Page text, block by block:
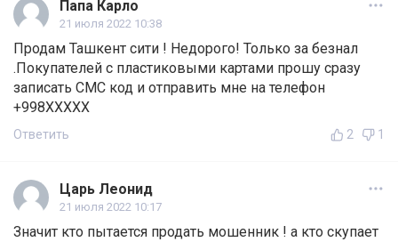
Папа Карло
21 июля 2022 10:38
Продам Ташкент сити ! Недорого! Только за безнал
.Покупателей с пластиковыми картами прошу сразу
записать СМС код и отправить мне на телефон
+998ХХХХХ
Ответить 2 1
Царь Леонид
21 июля 2022 10:17
Значит кто пытается продать мошенник ! а кто скупает